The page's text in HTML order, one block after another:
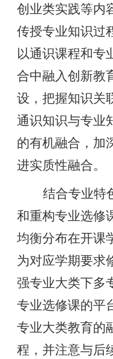
创业类实践等内
传授专业知识过
以通识课程和专
合中融入创新教
设，把握知识关
通识知识与专业
的有机融合，加
进实质性融合。
结合专业特
和重构专业选修
均衡分布在开课
为对应学期要求
强专业大类下多
专业选修课的平
专业大类教育的
程，并注意与后